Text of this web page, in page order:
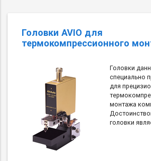
Головки AVIO для
термокомпрессионного
Головки
специально
для
монтажа
головки